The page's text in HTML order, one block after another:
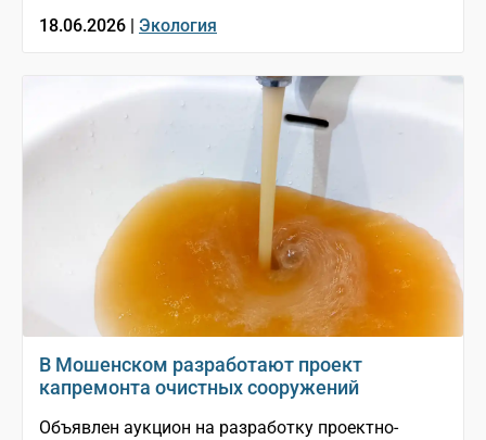
18.06.2026 | Экология
В Мошенском разработают проект
капремонта очистных сооружений
Объявлен аукцион на разработку проектно-